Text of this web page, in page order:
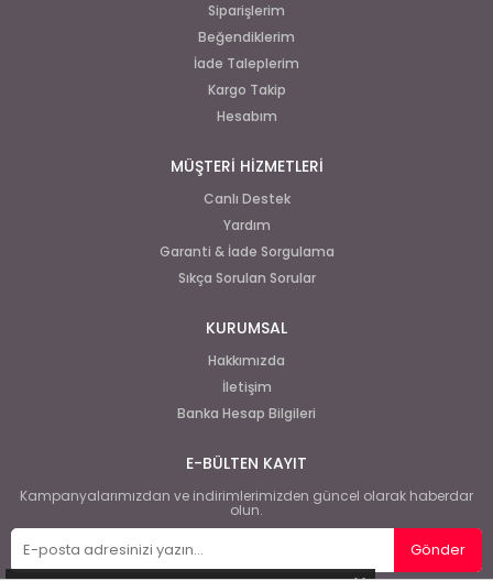
Siparişlerim
Beğendiklerim
İade Taleplerim
Kargo Takip
Hesabım
MÜŞTERİ HİZMETLERİ
Canlı Destek
Yardım
Garanti & İade Sorgulama
Sıkça Sorulan Sorular
KURUMSAL
Hakkımızda
İletişim
Banka Hesap Bilgileri
E-BÜLTEN KAYIT
Kampanyalarımızdan ve indirimlerimizden güncel olarak haberdar
olun.
Gönder